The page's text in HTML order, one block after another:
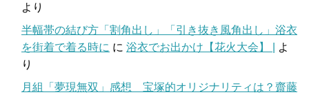
より
半幅帯の結び方「割角出し」「引き抜き風角出し」浴衣
を街着で着る時に に 浴衣でお出かけ【花火大会】 |
よ
り
月組「夢現無双」感想 宝塚的オリジナリティは？齋藤